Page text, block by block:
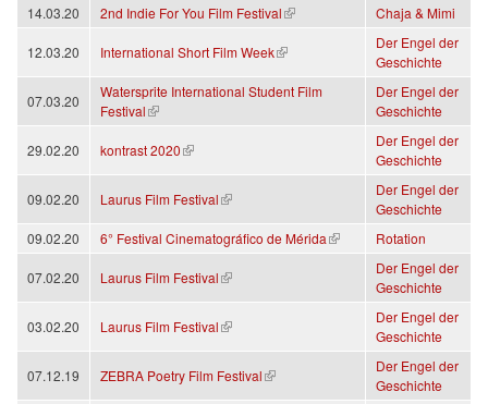
14.03.20
2nd Indie For You Film Festival
(link is external) Chaja & Mimi
12.03.20 International Short Film Week
(link is external)
Der Engel der
Geschichte
07.03.20
Watersprite International Student Film
Festival
(link is external)
Der Engel der
Geschichte
29.02.20 kontrast 2020
(link is external)
Der Engel der
Geschichte
09.02.20 Laurus Film Festival
(link is external)
Der Engel der
Geschichte
09.02.20
6° Festival Cinematográfico de Mérida
(link is external) Rotation
07.02.20 Laurus Film Festival
(link is external)
Der Engel der
Geschichte
03.02.20 Laurus Film Festival
(link is external)
Der Engel der
Geschichte
07.12.19 ZEBRA Poetry Film Festival
(link is external)
Der Engel der
Geschichte